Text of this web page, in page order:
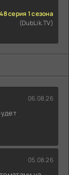
серия 1 сезона
(DubLik.TV)
06.08.26
05.08.26